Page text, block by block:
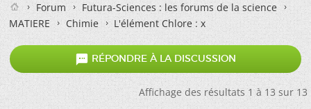
Forum
Futura-Sciences : les forums de la science
MATIERE
Chimie L'élément Chlore : x
 RÉPONDRE À LA DISCUSSION
Affichage des résultats 1 à 13 sur 13